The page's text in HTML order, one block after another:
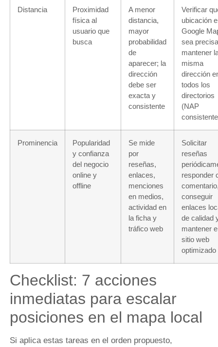
Distancia
Proximidad
física al
usuario que
busca
A menor
distancia,
mayor
probabilidad
de
aparecer; la
dirección
debe ser
exacta y
consistente
Verificar
ubicación
Google
sea
mantener
misma
dirección
todos los
directorios
(NAP
Prominencia
Popularidad
y confianza
del negocio
online y
offline
Se mide
por
reseñas,
enlaces,
menciones
en medios,
actividad en
la ficha y
tráfico web
Solicitar
reseñas
responder
conseguir
enlaces
de calidad
mantener
sitio web
optimizado
Checklist: 7 acciones
inmediatas para escalar
posiciones en el mapa local
Si aplica estas tareas en el orden propuesto,